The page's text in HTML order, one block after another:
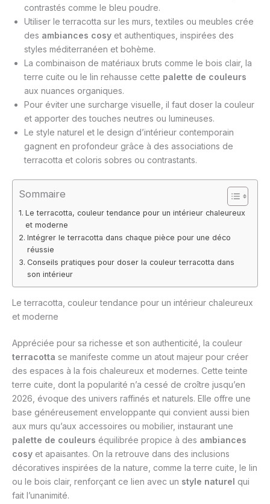
contrastés comme le bleu poudre.
Utiliser le terracotta sur les murs, textiles ou meubles crée
des ambiances cosy et authentiques, inspirées des
styles méditerranéen et bohème.
La combinaison de matériaux bruts comme le bois clair, la
terre cuite ou le lin rehausse cette palette de couleurs
aux nuances organiques.
Pour éviter une surcharge visuelle, il faut doser la couleur
et apporter des touches neutres ou lumineuses.
Le style naturel et le design d’intérieur contemporain
gagnent en profondeur grâce à des associations de
terracotta et coloris sobres ou contrastants.
Sommaire
Le terracotta, couleur tendance pour un intérieur chaleureux
et moderne
Intégrer le terracotta dans chaque pièce pour une déco
réussie
Conseils pratiques pour doser la couleur terracotta dans
son intérieur
Le terracotta, couleur tendance pour un intérieur chaleureux
et moderne
Appréciée pour sa richesse et son authenticité, la couleur
terracotta se manifeste comme un atout majeur pour créer
des espaces à la fois chaleureux et modernes. Cette teinte
terre cuite, dont la popularité n’a cessé de croître jusqu’en
2026, évoque des univers raffinés et naturels. Elle offre une
base généreusement enveloppante qui convient aussi bien
aux murs qu’aux accessoires ou mobilier, instaurant une
palette de couleurs équilibrée propice à des ambiances
cosy et apaisantes. On la retrouve dans des inclusions
décoratives inspirées de la nature, comme la terre cuite, le lin
ou le bois clair, renforçant ce lien avec un style naturel qui
fait l’unanimité.